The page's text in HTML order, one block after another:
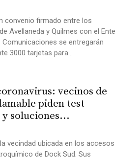
convenio firmado entre los
Avellaneda y Quilmes con el Ente
Comunicaciones se entregarán
3000 tarjetas para...
vecinos de
piden test
y soluciones...
vecindad ubicada en los accesos
de Dock Sud. Sus